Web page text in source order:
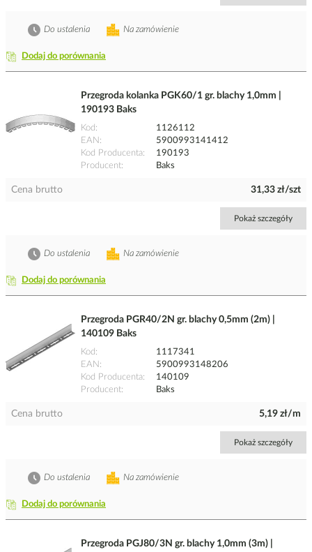
Dodaj do porównania
Na zamówienie
Do ustalenia
Przegroda kolanka PGK60/1 gr. blachy 1,0mm |
190193 Baks
Kod
1126112
EAN
5900993141412
Kod Producenta
190193
Producent
Baks
Cena brutto 31,33 zł/szt
Pokaż szczegóły
Dodaj do porównania
Na zamówienie
Do ustalenia
Przegroda PGR40/2N gr. blachy 0,5mm (2m) |
140109 Baks
Kod
1117341
EAN
5900993148206
Kod Producenta
140109
Producent
Baks
Cena brutto 5,19 zł/m
Pokaż szczegóły
Dodaj do porównania
Na zamówienie
Do ustalenia
Przegroda PGJ80/3N gr. blachy 1,0mm (3m) |